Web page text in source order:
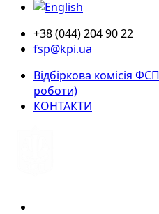
+38 (044) 204 90 22
fsp@kpi.ua
Відбіркова комісія
роботи)
КОНТАКТИ